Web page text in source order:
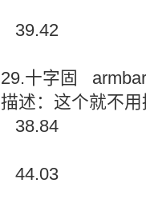
39.42
29.十字固 armbar
描述：这个就不
38.84
44.03